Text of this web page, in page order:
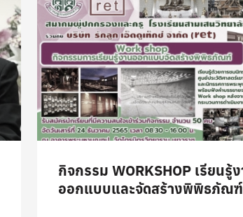
กิจกรรม WORKSHOP เรียนรู้
ออกแบบและจัดสร้างพิพิธภัณฑ์